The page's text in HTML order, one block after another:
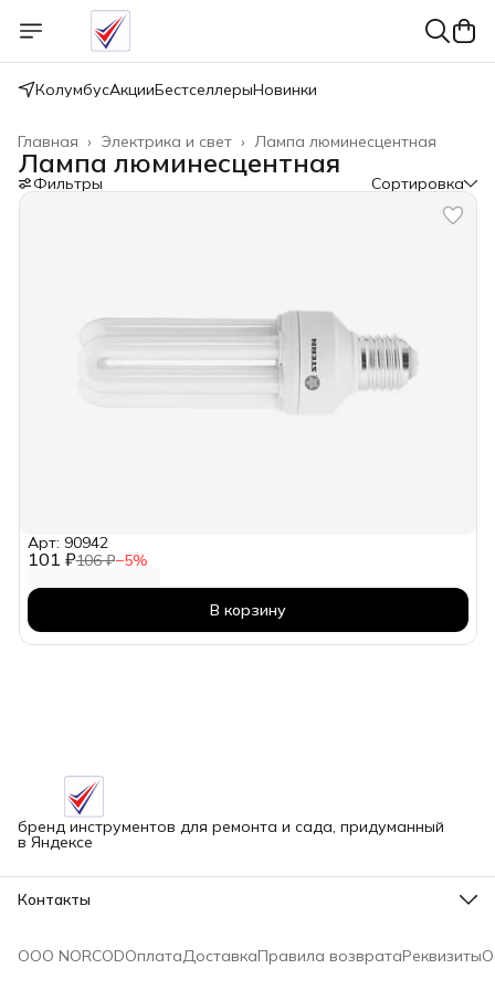
КолумбусАкцииБестселлерыНовинки
Лампа люминесцентная
Электрика и свет ›
Главная ›
Лампа люминесцентная
Фильтры Сортировка
101 ₽106 ₽−5%
Арт: 90942
В корзину
бренд инструментов для ремонта и сада, придуманный
в Яндексе
Контакты
Телефон
ООО NORCODОплатаДоставкаПравила возвратаРеквизиты